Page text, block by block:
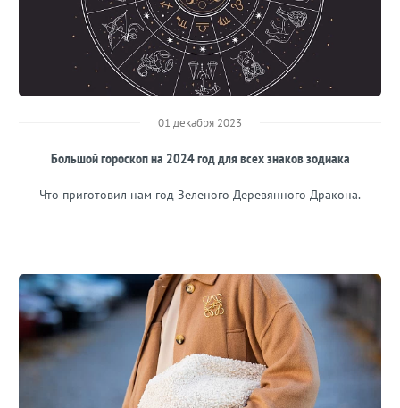
01 декабря 2023
Большой гороскоп на 2024 год для всех знаков зодиака
Что приготовил нам год Зеленого Деревянного Дракона.